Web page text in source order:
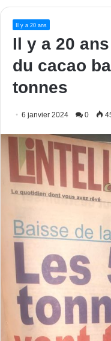
Il y a 20 ans
Il y a 20
du cacao
tonnes
6 janvier 2024 0